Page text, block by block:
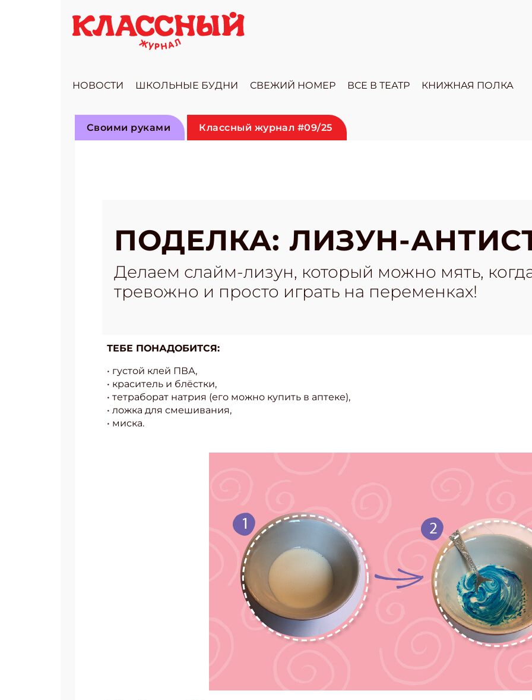
НОВОСТИ ШКОЛЬНЫЕ БУДНИ СВЕЖИЙ НОМЕР ВСЕ В ТЕАТР КНИЖНАЯ ПОЛКА
Своими руками Классный журнал #09/25
ПОДЕЛКА: ЛИЗУН-
Делаем слайм-лизун, который можно мять,
тревожно и просто играть на переменках!
ТЕБЕ ПОНАДОБИТСЯ:
• густой клей ПВА,
• краситель и блёстки,
• тетраборат натрия (его можно купить в аптеке),
• ложка для смешивания,
• миска.